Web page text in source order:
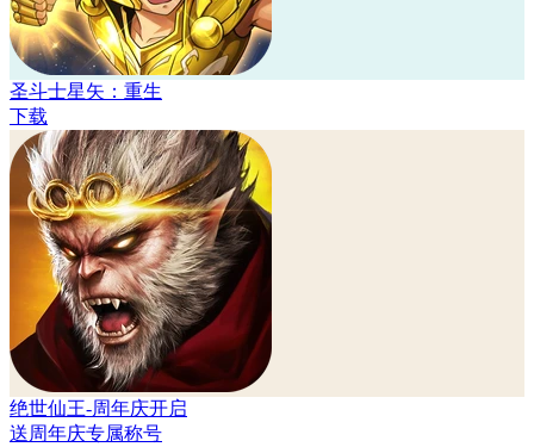
圣斗士星矢：重生
下载
绝世仙王-周年庆开启
送周年庆专属称号